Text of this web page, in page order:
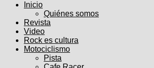
Inicio
Quiénes somos
Revista
Video
Rock es cultura
Motociclismo
Pista